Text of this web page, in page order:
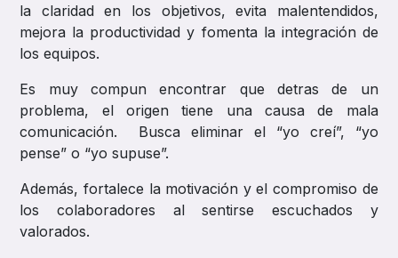
la claridad en los objetivos, evita malentendidos,
mejora la productividad y fomenta la integración de
los equipos.
Es muy compun encontrar que detras de un
problema, el origen tiene una causa de mala
comunicación. Busca eliminar el “yo creí”, “yo
pense” o “yo supuse”.
Además, fortalece la motivación y el compromiso de
los colaboradores al sentirse escuchados y
valorados.